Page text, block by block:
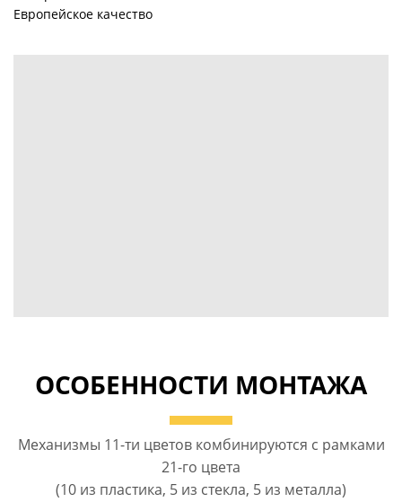
Европейское качество
ОСОБЕННОСТИ МОНТАЖА
Механизмы 11-ти цветов комбинируются с рамками
21-го цвета
(10 из пластика, 5 из стекла, 5 из металла)